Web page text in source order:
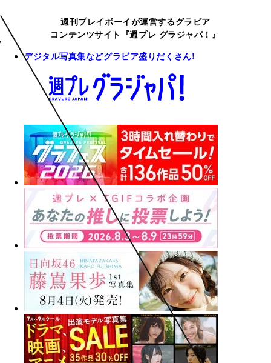
週刊プレイボーイが運営するグラビア
コンテンツサイト『週プレ グラジャパ！』
デジタル写真集などグラビア盛りだくさん!